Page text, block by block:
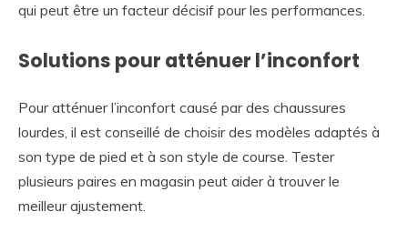
qui peut être un facteur décisif pour les performances.
Solutions pour atténuer l’inconfort
Pour atténuer l’inconfort causé par des chaussures
lourdes, il est conseillé de choisir des modèles adaptés à
son type de pied et à son style de course. Tester
plusieurs paires en magasin peut aider à trouver le
meilleur ajustement.